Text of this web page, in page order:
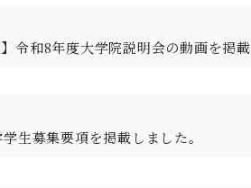
令和8年度大学院説明会の動画を掲
生募集要項を掲載しました。